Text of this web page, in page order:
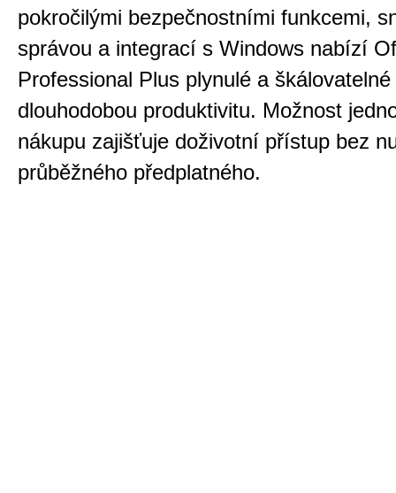
pokročilými bezpečnostními funkcemi,
správou a integrací s Windows nabízí
Professional Plus plynulé a
dlouhodobou produktivitu. Možnost
nákupu zajišťuje doživotní přístup bez
průběžného předplatného.